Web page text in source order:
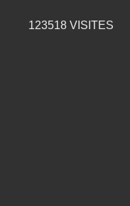
123518 VISITES